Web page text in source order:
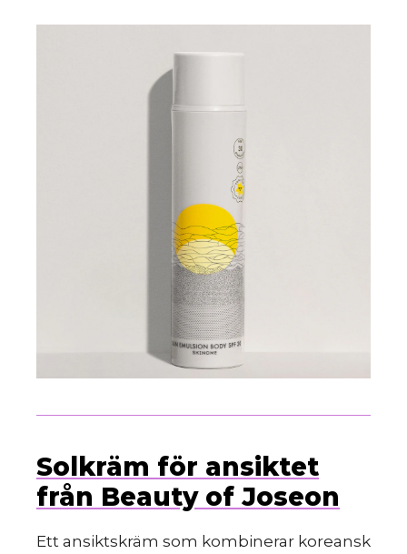
Solkräm för ansiktet
från Beauty of Joseon
Ett ansiktskräm som kombinerar koreansk